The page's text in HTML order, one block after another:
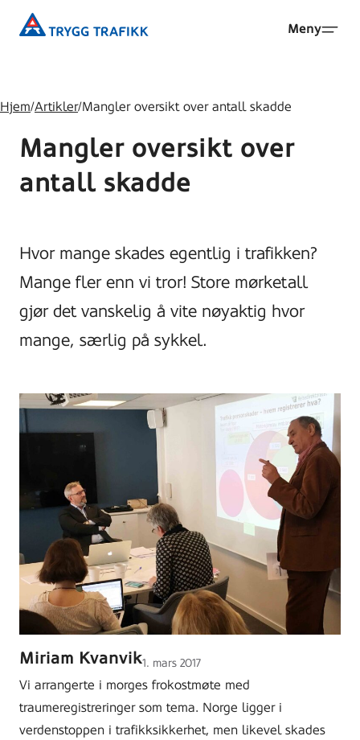
Trygg
Meny
Hjem/Artikler/Mangler oversikt over antall skadde
Mangler oversikt over
antall skadde
Hvor mange skades egentlig i trafikken?
Mange fler enn vi tror! Store mørketall
gjør det vanskelig å vite nøyaktig hvor
mange, særlig på sykkel.
Miriam KvanvikLagt
1. mars 2017
Vi arrangerte i morges frokostmøte med
traumeregistreringer som tema. Norge ligger i
verdenstoppen i trafikksikkerhet, men likevel skades